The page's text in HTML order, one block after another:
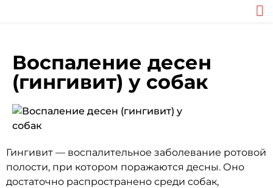
Воспаление десен
(гингивит) у собак
Гингивит — воспалительное заболевание ротовой
полости, при котором поражаются десны. Оно
достаточно распространено среди собак,